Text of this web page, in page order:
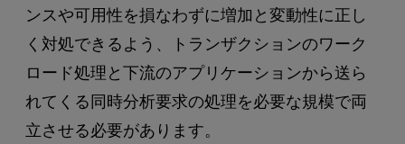
ンスや可用性を損なわずに増加と変動性に正し
く対処できるよう、トランザクションのワーク
ロード処理と下流のアプリケーションから送ら
れてくる同時分析要求の処理を必要な規模で両
立させる必要があります。